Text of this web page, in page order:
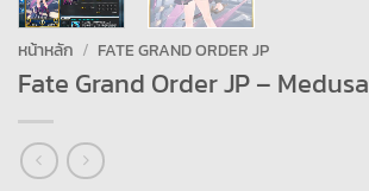
หน้าหลัก / FATE GRAND ORDER JP
Fate Grand Order JP – Medusa